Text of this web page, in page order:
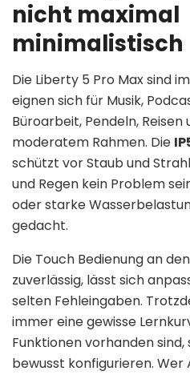
nicht maximal
minimalistisch
Die Liberty 5 Pro Max sind
eignen sich für Musik,
Büroarbeit, Pendeln,
moderatem Rahmen. Die
schützt vor Staub und
und Regen kein Problem
oder starke
gedacht.
Die Touch Bedienung an
zuverlässig, lässt sich
selten Fehleingaben.
immer eine gewisse
Funktionen vorhanden
bewusst konfigurieren. Wer